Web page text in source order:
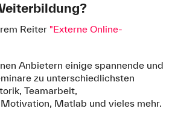
Reiter "Externe Online-
Anbietern einige spannende und
zu unterschiedlichsten
Teamarbeit,
Matlab und vieles mehr.